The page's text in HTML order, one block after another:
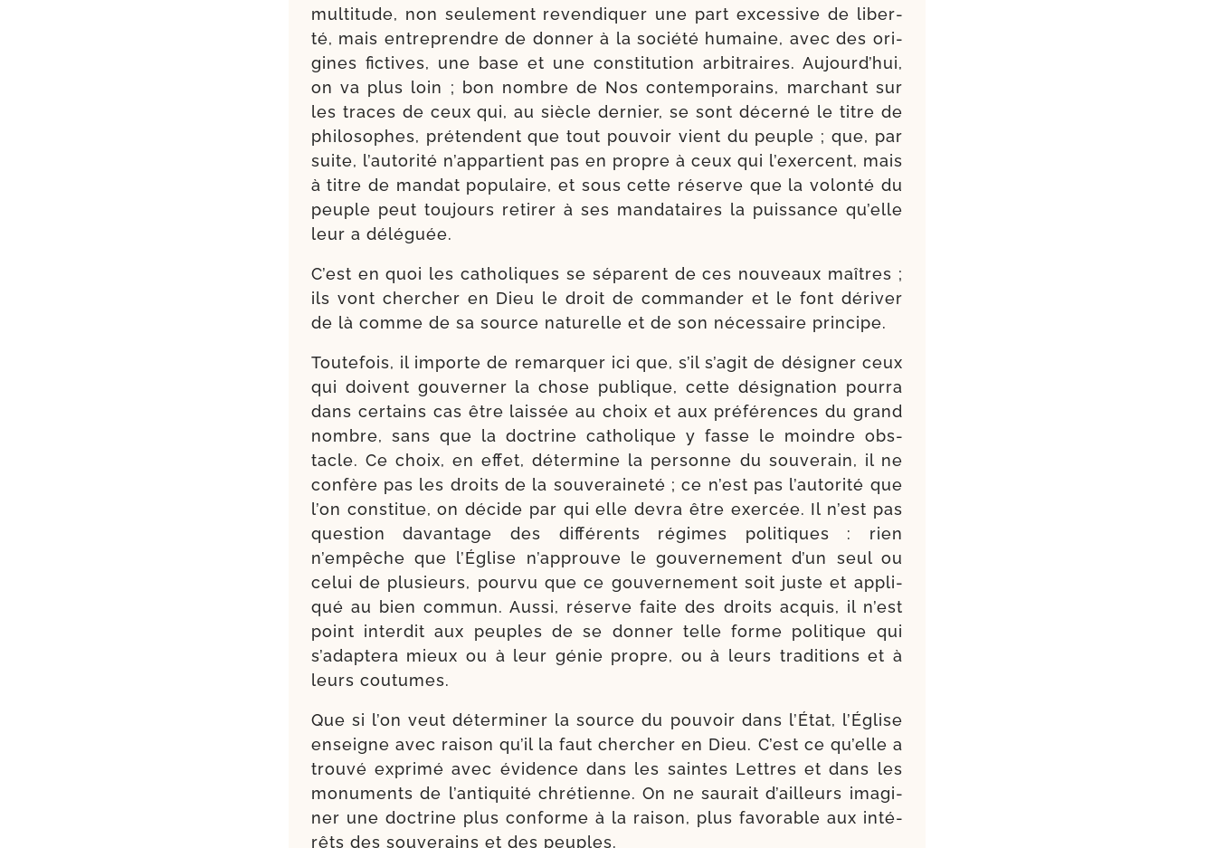
mul­ti­tude, non seule­ment reven­di­quer une part exces­sive de liber­
té, mais entre­prendre de don­ner à la socié­té humaine, avec des ori­
gines fic­tives, une base et une consti­tu­tion arbi­traires. Aujourd’hui,
on va plus loin ; bon nombre de Nos contem­po­rains, mar­chant sur
les traces de ceux qui, au siècle der­nier, se sont décer­né le titre de
phi­lo­sophes, pré­tendent que tout pou­voir vient du peuple ; que, par
suite, l’autorité n’appartient pas en propre à ceux qui l’exercent, mais
à titre de man­dat popu­laire, et sous cette réserve que la volon­té du
peuple peut tou­jours reti­rer à ses man­da­taires la puis­sance qu’elle
leur a déléguée.
C’est en quoi les catho­liques se séparent de ces nou­veaux maîtres ;
ils vont cher­cher en Dieu le droit de com­man­der et le font déri­ver
de là comme de sa source natu­relle et de son néces­saire principe.
Toutefois, il importe de remar­quer ici que, s’il s’agit de dési­gner ceux
qui doivent gou­ver­ner la chose publique, cette dési­gna­tion pour­ra
dans cer­tains cas être lais­sée au choix et aux pré­fé­rences du grand
nombre, sans que la doc­trine catho­lique y fasse le moindre obs­
tacle. Ce choix, en effet, déter­mine la per­sonne du sou­ve­rain, il ne
confère pas les droits de la sou­ve­rai­ne­té ; ce n’est pas l’autorité que
l’on consti­tue, on décide par qui elle devra être exer­cée. Il n’est pas
ques­tion davan­tage des dif­fé­rents régimes poli­tiques : rien
n’empêche que l’Église n’approuve le gou­ver­ne­ment d’un seul ou
celui de plu­sieurs, pour­vu que ce gou­ver­ne­ment soit juste et appli­
qué au bien com­mun. Aussi, réserve faite des droits acquis, il n’est
point inter­dit aux peuples de se don­ner telle forme poli­tique qui
s’adaptera mieux ou à leur génie propre, ou à leurs tra­di­tions et à
leurs coutumes.
Que si l’on veut déter­mi­ner la source du pou­voir dans l’État, l’Église
enseigne avec rai­son qu’il la faut cher­cher en Dieu. C’est ce qu’elle a
trou­vé expri­mé avec évi­dence dans les saintes Lettres et dans les
monu­ments de l’antiquité chré­tienne. On ne sau­rait d’ailleurs ima­gi­
ner une doc­trine plus conforme à la rai­son, plus favo­rable aux inté­
rêts des sou­ve­rains et des peuples.